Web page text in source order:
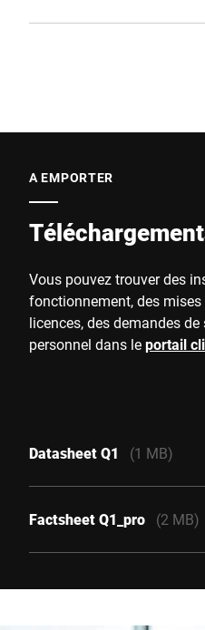
A EMPORTER
Vous pouvez trouver des
fonctionnement, des
licences, des demandes
personnel dans leportail
Datasheet Q1 (1 MB)
Factsheet Q1_pro (2 MB)